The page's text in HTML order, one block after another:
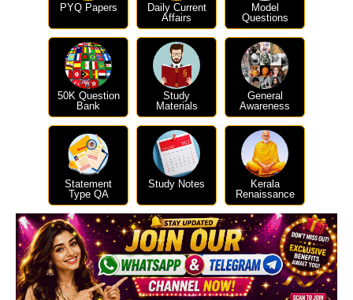
PYQ Papers
Daily Current
Affairs
Model
Questions
50K Question
Bank
Study
Materials
General
Awareness
Statement
Type QA
Study Notes
Kerala
Renaissance